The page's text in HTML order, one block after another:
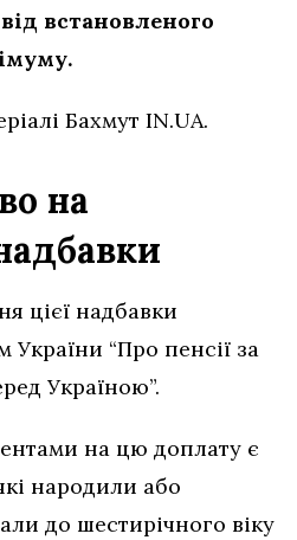
встановленого
Бахмут IN.UA.
на
цієї надбавки
України “Про пенсії за
Україною”.
на цю доплату є
народили або
до шестирічного віку